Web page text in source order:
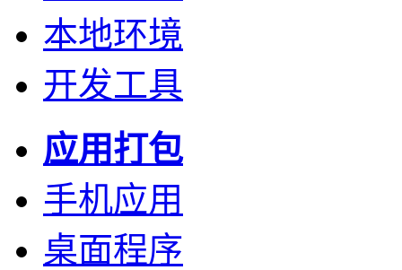
本地环境
开发工具
应用打包
手机应用
桌面程序